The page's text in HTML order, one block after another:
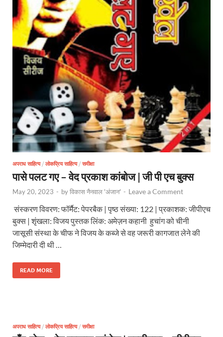
अपराध साहित्य/ लोकप्रिय साहित्य/ समीक्षा
पासे पलट गए – वेद प्रकाश कांबोज | जी पी एच बुक्स
May 20, 2023 - byविकास नैनवाल 'अंजान' - Leave a Comment
संस्करण विवरण: फॉर्मैट: पेपरबैक | पृष्ठ संख्या: 122 | प्रकाशक: जीपीएच
बुक्स | शृंखला: विजय पुस्तक लिंक: अमेज़न कहानी हुचांग को चीनी
जासूसी संस्था के चीफ ने विजय के कब्जे से वह जरूरी कागजात लेने की
जिम्मेदारी दी थी …
READ MORE
अपराध साहित्य/ लोकप्रिय साहित्य/ समीक्षा